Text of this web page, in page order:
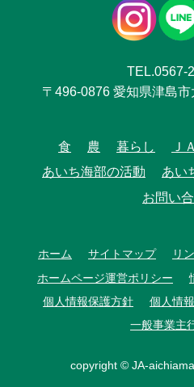
TEL.0567-
〒496-0876 愛知県津島
食 農 暮らし Ｊ
あいち海部の活動
あい
お問い
ホーム サイトマップ リ
ホームページ運営ポリシー
個人情報保護方針
個人情
一般事業主
copyright © JA-